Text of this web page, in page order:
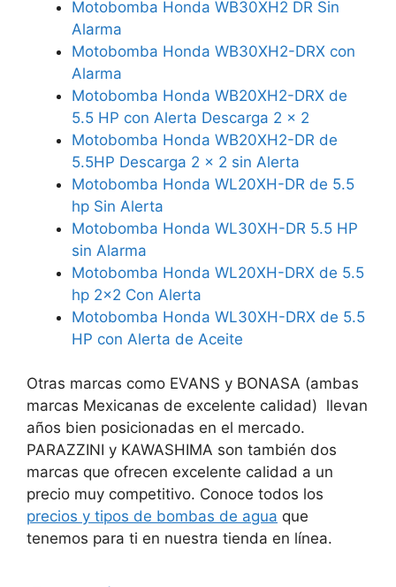
Motobomba Honda WB30XH2 DR Sin
Alarma
Motobomba Honda WB30XH2-DRX con
Alarma
Motobomba Honda WB20XH2-DRX de
5.5 HP con Alerta Descarga 2 x 2
Motobomba Honda WB20XH2-DR de
5.5HP Descarga 2 x 2 sin Alerta
Motobomba Honda WL20XH-DR de 5.5
hp Sin Alerta
Motobomba Honda WL30XH-DR 5.5 HP
sin Alarma
Motobomba Honda WL20XH-DRX de 5.5
hp 2×2 Con Alerta
Motobomba Honda WL30XH-DRX de 5.5
HP con Alerta de Aceite
Otras marcas como EVANS y BONASA (ambas
marcas Mexicanas de excelente calidad) llevan
años bien posicionadas en el mercado.
PARAZZINI y KAWASHIMA son también dos
marcas que ofrecen excelente calidad a un
precio muy competitivo. Conoce todos los
precios y tipos de bombas de agua que
tenemos para ti en nuestra tienda en línea.